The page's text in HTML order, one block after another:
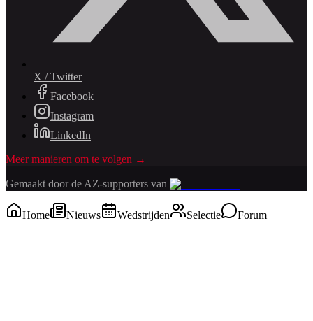
X / Twitter
Facebook
Instagram
LinkedIn
Meer manieren om te volgen →
Gemaakt door de AZ-supporters van
Home Nieuws Wedstrijden Selectie Forum